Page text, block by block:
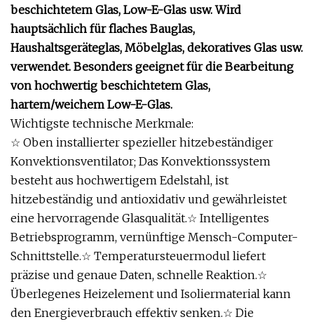
beschichtetem Glas, Low-E-Glas usw. Wird
hauptsächlich für flaches Bauglas,
Haushaltsgeräteglas, Möbelglas, dekoratives Glas usw.
verwendet. Besonders geeignet für die Bearbeitung
von hochwertig beschichtetem Glas,
hartem/weichem Low-E-Glas.
Wichtigste technische Merkmale:
☆ Oben installierter spezieller hitzebeständiger
Konvektionsventilator; Das Konvektionssystem
besteht aus hochwertigem Edelstahl, ist
hitzebeständig und antioxidativ und gewährleistet
eine hervorragende Glasqualität.☆ Intelligentes
Betriebsprogramm, vernünftige Mensch-Computer-
Schnittstelle.☆ Temperatursteuermodul liefert
präzise und genaue Daten, schnelle Reaktion.☆
Überlegenes Heizelement und Isoliermaterial kann
den Energieverbrauch effektiv senken.☆ Die